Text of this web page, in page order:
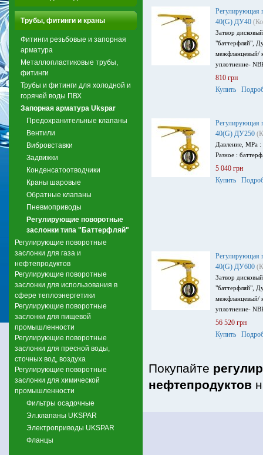
Трубы, фитинги и краны
Фитинги резьбовые и запорная
арматура
Металлопластиковые трубы,
фитинги
Трубы и фитинги для холодной и
горячей воды ПВХ
Запорная арматура Ukspar
Предохранительные клапаны
Вентили
Вибровставки
Задвижки
Конденсатоотводчики
Краны шаровые
Обратные клапаны
Пневмоприводы
Регулирующие поворотные
заслонки типа "Баттерфляй"
Регулирующие поворотные
заслонки для газа и
нефтепродуктов
Регулирующие поворотные
заслонки для использования в
сфере теплоэнергетики
Регулирующие поворотные
заслонки для пищевой
промышленности
Регулирующие поворотные
заслонки для пресной воды,
сточных вод, воздуха
Регулирующие поворотные
заслонки для химической
промышленности
Фильтры осадочные
Эл.клапаны UKSPAR
Электроприводы UKSPAR
Фланцы
Регулирующая
40(G) ДУ40
Затвор
"баттерфляй",
межфланцевый/
уплотнение-
810 грн
Купить
Регулирующая
40(G) ДУ250
Давление, MPa
Разное :
5 040 грн
Купить
Регулирующая
40(G) ДУ600
Затвор
"баттерфляй",
межфланцевый/
уплотнение-
56 520 грн
Купить
Покупайте
нефтепродуктов